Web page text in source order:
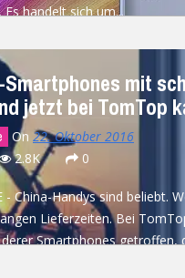
Es handelt sich um...
mit
jetzt bei TomTop
On 22. Oktober 2016
2.8K 0
- China-Handys sind beliebt.
Lieferzeiten. Bei
Smartphones getroffen,